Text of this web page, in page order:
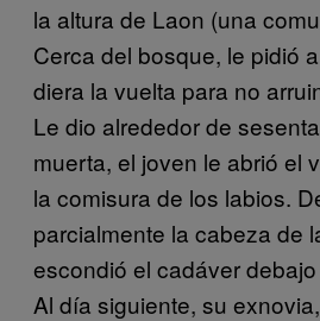
la altura de Laon (una
Cerca del bosque, le pidió
diera la vuelta para no
Le dio alrededor de
muerta, el joven le abrió el
la comisura de los labios.
parcialmente la cabeza de
escondió el cadáver
Al día siguiente, su